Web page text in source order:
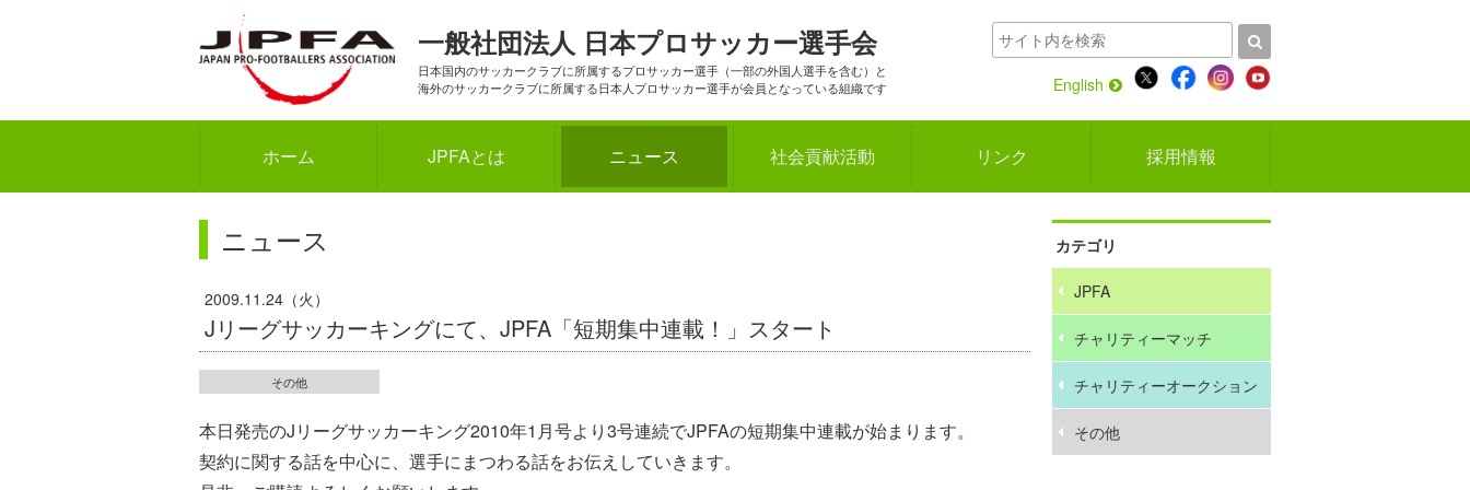
English
一般社団法人 日本プロサッカー選手会
日本国内のサッカークラブに所属するプロサッカー選手（一部の外国人選手を含む）と
海外のサッカークラブに所属する日本人プロサッカー選手が会員となっている組織です
ホーム JPFAとは ニュース 社会貢献活動 リンク 採用情報
ニュース
2009.11.24（火）
Jリーグサッカーキングにて、JPFA「短期集中連載！」スタート
その他
本日発売のJリーグサッカーキング2010年1月号より3号連続でJPFAの短期集中連載が始まります。
契約に関する話を中心に、選手にまつわる話をお伝えしていきます。
カテゴリ
JPFA
チャリティーマッチ
チャリティーオークション
その他